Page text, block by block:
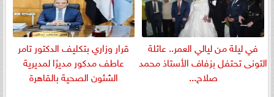
في ليلة من ليالي العمر.. عائلة
التونى تحتفل بزفاف الأستاذ محمد
صلاح...
قرار وزاري بتكليف الدكتور تامر
عاطف مدكور مديرًا لمديرية
الشئون الصحية بالقاهرة